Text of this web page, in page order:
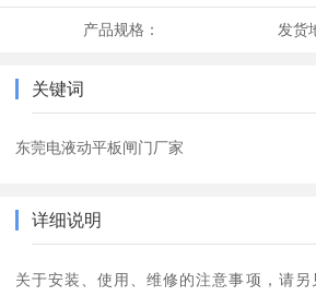
产品规格： 发货
关键词
东莞电液动平板闸门厂家
详细说明
关于安装、使用、维修的注意事项，请